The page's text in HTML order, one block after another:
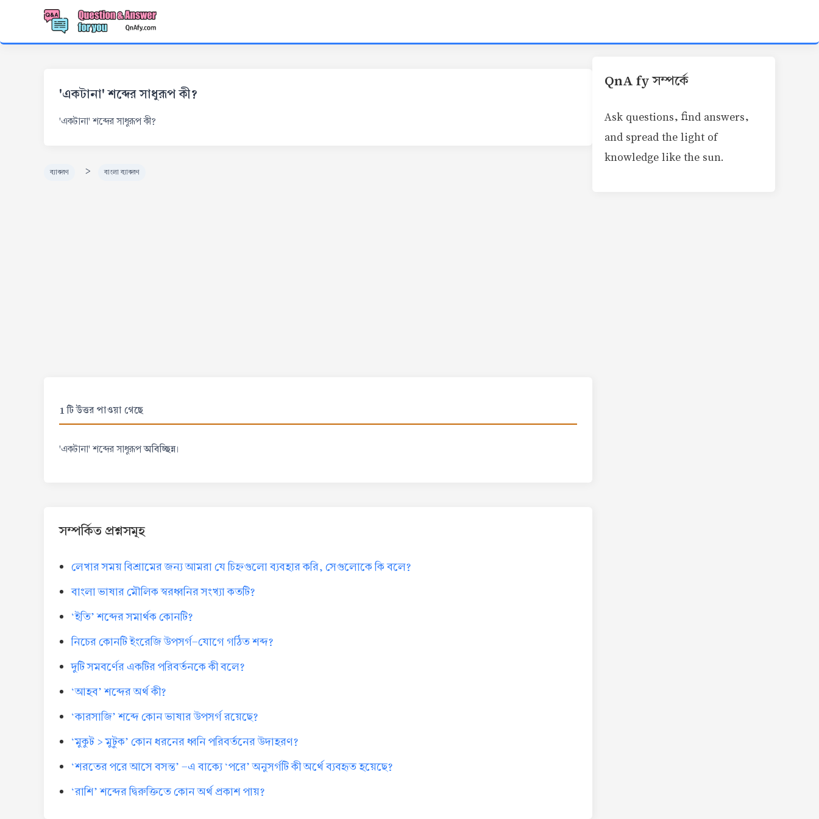
'একটানা' শব্দের সাধুরূপ কী?
'একটানা' শব্দের সাধুরূপ কী?
ব্যাকরণ > বাংলা ব্যাকরণ
1 টি উত্তর পাওয়া গেছে
'একটানা' শব্দের সাধুরূপঅবিচ্ছিন্ন।
সম্পর্কিত প্রশ্নসমূহ
লেখার সময় বিশ্রামের জন্য আমরা যে চিহ্নগুলো ব্যবহার করি, সেগুলোকে কি বলে?
বাংলা ভাষার মৌলিক স্বরধ্বনির সংখ্যা কতটি?
‘ইতি’ শব্দের সমার্থক কোনটি?
নিচের কোনটি ইংরেজি উপসর্গ-যোগে গঠিত শব্দ?
দুটি সমবর্ণের একটির পরিবর্তনকে কী বলে?
‘আহব’ শব্দের অর্থ কী?
‘কারসাজি’ শব্দে কোন ভাষার উপসর্গ রয়েছে?
‘মুকুট > মুটুক’ কোন ধরনের ধ্বনি পরিবর্তনের উদাহরণ?
‘শরতের পরে আসে বসন্ত’ -এ বাক্যে ‘পরে’ অনুসর্গটি কী অর্থে ব্যবহৃত হয়েছে?
‘রাশি’ শব্দের দ্বিরুক্তিতে কোন অর্থ প্রকাশ পায়?
QnA fy সম্পর্কে
Ask questions, find answers,
and spread the light of
knowledge like the sun.